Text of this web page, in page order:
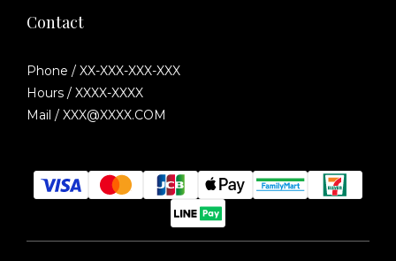
Contact
Phone / XX-XXX-XXX-XXX
Hours / XXXX-XXXX
Mail / XXX@XXXX.COM